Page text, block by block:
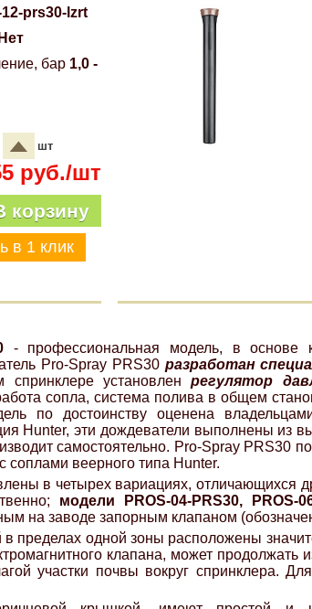
prs30-lzrt
Нет
бар 1,0 -
шт
руб./шт
корзину
- профессиональная модель, в основе
Pro-Spray PRS30 разработан
установленрегулятор
сопла, система полива в общем
по достоинству оценена
Hunter, эти дождеватели выполнены из
самостоятельно. Pro-Spray PRS30
веерного типа Hunter.
в четырех вариациях, отличающихся
модели PROS-04-PRS30, PROS-
на заводе запорным клапаном
пределах одной зоны расположены
клапана, может продолжать
участки почвы вокруг спринклера.